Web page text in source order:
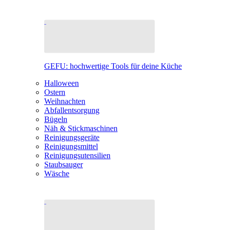
GEFU: hochwertige Tools für deine Küche
Halloween
Ostern
Weihnachten
Abfallentsorgung
Bügeln
Näh & Stickmaschinen
Reinigungsgeräte
Reinigungsmittel
Reinigungsutensilien
Staubsauger
Wäsche